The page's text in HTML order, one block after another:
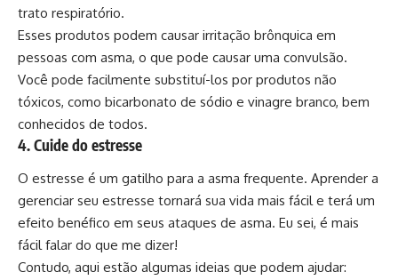
trato respiratório.
Esses produtos podem causar irritação brônquica em
pessoas com asma, o que pode causar uma convulsão.
Você pode facilmente substituí-los por produtos não
tóxicos, como bicarbonato de sódio e vinagre branco, bem
conhecidos de todos.
4. Cuide do estresse
O estresse é um gatilho para a asma frequente. Aprender a
gerenciar seu estresse tornará sua vida mais fácil e terá um
efeito benéfico em seus ataques de asma. Eu sei, é mais
fácil falar do que me dizer!
Contudo, aqui estão algumas ideias que podem ajudar: